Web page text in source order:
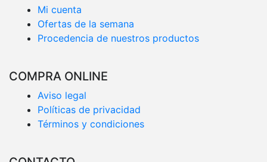
Mi cuenta
Ofertas de la semana
Procedencia de nuestros productos
COMPRA ONLINE
Aviso legal
Políticas de privacidad
Términos y condiciones